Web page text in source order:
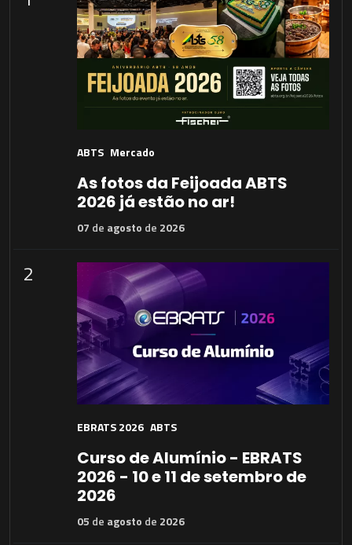
ABTS Mercado
As fotos da Feijoada ABTS
2026 já estão no ar!
07 de agosto de 2026
2
EBRATS 2026 ABTS
Curso de Alumínio - EBRATS
2026 - 10 e 11 de setembro de
2026
05 de agosto de 2026